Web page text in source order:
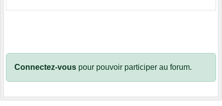
Connectez-vous pour pouvoir participer au forum.